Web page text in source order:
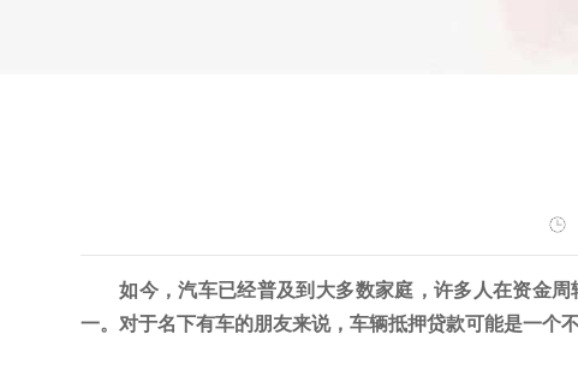
如今，汽车已经普及到大多数家庭，许多人在资金
一。对于名下有车的朋友来说，车辆抵押贷款可能是一个